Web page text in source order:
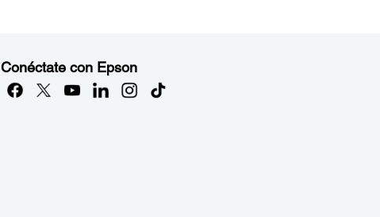
Conéctate con Epson